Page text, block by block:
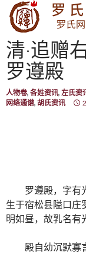
SKIP TO CONTENT
清·追赠
罗遵殿
人物卷, 各姓资讯, 左氏资
网络通谱, 胡氏资讯
罗遵殿，字有
生于宿松县隘口庄
明如昼，故乳名有
殿自幼沉默寡